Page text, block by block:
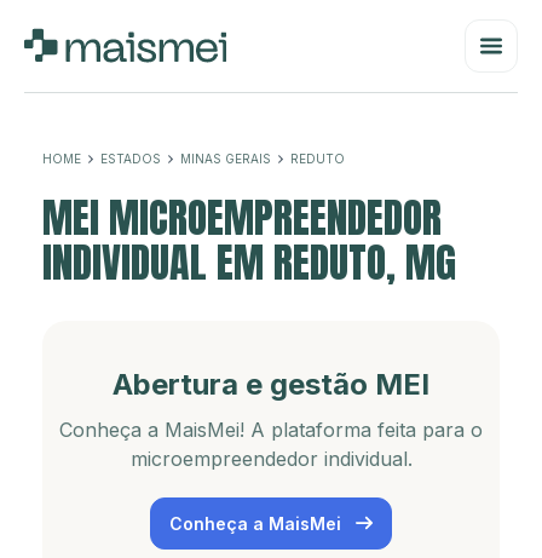
HOME ESTADOS MINAS GERAIS REDUTO
MEI MICROEMPREENDEDOR
INDIVIDUAL EM REDUTO, MG
Abertura e gestão MEI
Conheça a MaisMei! A plataforma feita para o
microempreendedor individual.
Conheça a MaisMei